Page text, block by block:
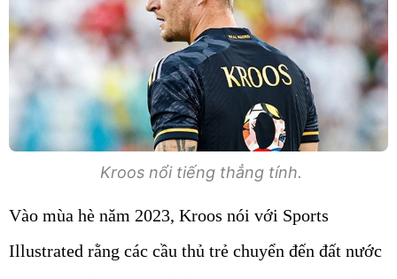
Kroos nổi tiếng thẳng tính.
Vào mùa hè năm 2023, Kroos nói với Sports
Illustrated rằng các cầu thủ trẻ chuyển đến đất nước